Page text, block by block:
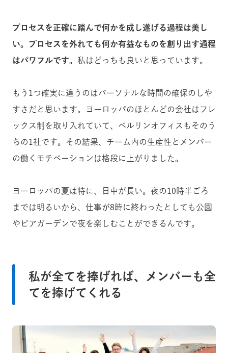
プロセスを正確に踏んで何かを成し遂げる過程は美し
い。プロセスを外れても何か有益なものを創り出す過程
はパワフルです。 私はどっちも良いと思っています。
もう1つ確実に違うのはパーソナルな時間の確保のしや
すさだと思います。ヨーロッパのほとんどの会社はフレ
ックス制を取り入れていて、ベルリンオフィスもそのう
ちの1社です。その結果、チーム内の生産性とメンバー
の働くモチベーションは格段に上がりました。
ヨーロッパの夏は特に、日中が長い。夜の10時半ごろ
までは明るいから、仕事が8時に終わったとしても公園
やビアガーデンで夜を楽しむことができるんです。
私が全てを捧げれば、メンバーも全
てを捧げてくれる